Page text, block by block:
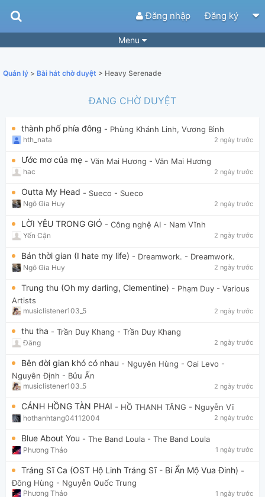
Đăng nhập Đăng ký
Menu
Tìm theo hợp âm Tải ứng dụng
Yêu cầu hợp âm
Tắt quảng cáo
Quản lý > Bài hát chờ duyệt > Heavy Serenade
ĐANG CHỜ DUYỆT
thành phố phía đông - Phùng Khánh Linh, Vương Bình
hth_nata 2 ngày trước
Ước mơ của mẹ - Văn Mai Hương - Văn Mai Hương
hac 2 ngày trước
Outta My Head - Sueco - Sueco
Ngô Gia Huy 2 ngày trước
LỜI YÊU TRONG GIÓ - Công nghệ AI - Nam Vĩnh
Yến Cận 2 ngày trước
Bán thời gian (I hate my life) - Dreamwork. - Dreamwork.
Ngô Gia Huy 2 ngày trước
Trung thu (Oh my darling, Clementine) - Phạm Duy - Various
Artists
musiclistener103_5 2 ngày trước
thu tha - Trần Duy Khang - Trần Duy Khang
Đăng 2 ngày trước
Bên đời gian khó có nhau - Nguyên Hùng - Oai Levo -
Nguyên Định - Bửu Ấn
musiclistener103_5 2 ngày trước
CÁNH HỒNG TÀN PHAI - HỒ THANH TĂNG - Nguyễn Vĩ
hothanhtang04112004 2 ngày trước
Blue About You - The Band Loula - The Band Loula
Phương Thảo 1 ngày trước
Tráng Sĩ Ca (OST Hộ Linh Tráng Sĩ - Bí Ẩn Mộ Vua Đinh) -
Đông Hùng - Nguyễn Quốc Trung
Phương Thảo 1 ngày trước